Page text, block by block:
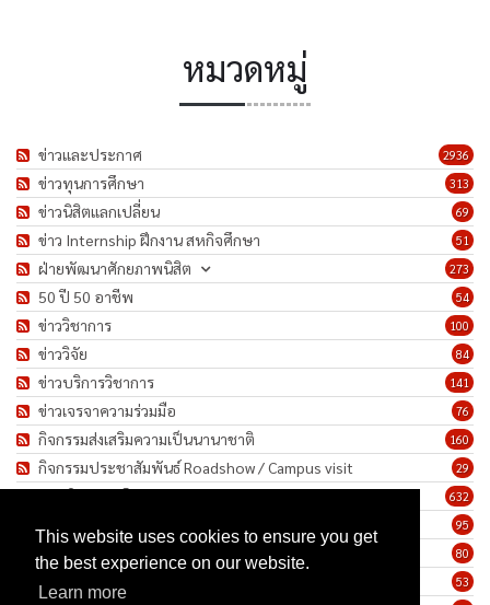
This website uses cookies to ensure you get
the best experience on our website.
Learn more
หมวดหมู่
2936
ข่าวและประกาศ
313
ข่าวทุนการศึกษา
69
ข่าวนิสิตแลกเปลี่ยน
51
ข่าว Internship ฝึกงาน สหกิจศึกษา
273
ฝ่ายพัฒนาศักยภาพนิสิต
54
50 ปี 50 อาชีพ
100
ข่าววิชาการ
84
ข่าววิจัย
141
ข่าวบริการวิชาการ
76
ข่าวเจรจาความร่วมมือ
160
กิจกรรมส่งเสริมความเป็นนานาชาติ
29
กิจกรรมประชาสัมพันธ์ Roadshow / Campus visit
632
ภาพกิจกรรม/โครงการ
95
80
ทำนุบำรุงศิลปวัฒนธรรม
53